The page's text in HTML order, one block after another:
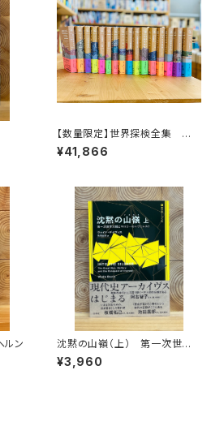
【数量限定】世界探検全集 全1
6巻＋全巻購入特典「第17巻（非
売品）」【当店限定】
¥41,866
ルン
沈黙の山嶺（上） 第一次世界
大戦とマロリーのエヴェレスト
¥3,960